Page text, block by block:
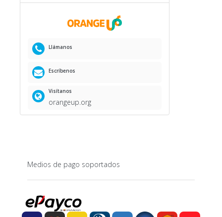
Llámanos
Escríbenos
Visítanos
orangeup.org
Medios de pago soportados